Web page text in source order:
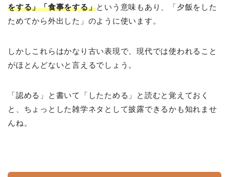
をする」「食事をする」という意味もあり、「夕飯をした
ためてから外出した」のように使います。
しかしこれらはかなり古い表現で、現代では使われること
がほとんどないと言えるでしょう。
「認める」と書いて「したためる」と読むと覚えておく
と、ちょっとした雑学ネタとして披露できるかも知れませ
んね。